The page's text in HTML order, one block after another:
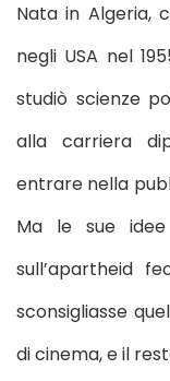
Nata in Algeria,
negli USA nel
studiò scienze
alla carriera
entrare nella
Ma le sue
sull’apartheid
sconsigliasse
di cinema, e il